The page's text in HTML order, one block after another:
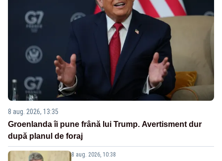
8 aug. 2026, 13:35
Groenlanda îi pune frână lui Trump. Avertisment dur
după planul de foraj
8 aug. 2026, 10:38